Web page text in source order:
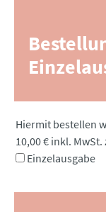
Pflichtfeld
Hiermit bestellen
10,00 € inkl.
Einzelausgabe